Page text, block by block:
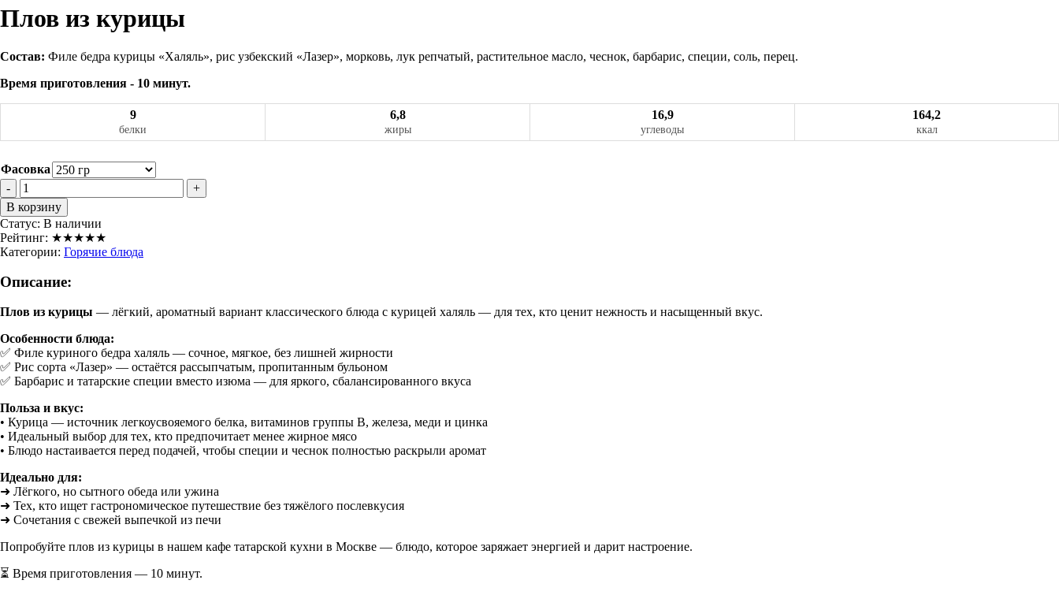
Плов из курицы
Состав: Филе бедра курицы «Халяль», рис узбекский «Лазер», морковь, лук репчатый, растительное масло, чеснок, барбарис, специи, соль, перец.
Время приготовления - 10 минут.
9
белки
6,8
жиры
16,9
углеводы
164,2
ккал
Фасовка
-
+
В корзину
Статус: В наличии
Рейтинг: ★★★★★
Категории: Горячие блюда
Описание:
Плов из курицы — лёгкий, ароматный вариант классического блюда с курицей халяль — для тех, кто ценит нежность и насыщенный вкус.
Особенности блюда:
✅ Филе куриного бедра халяль — сочное, мягкое, без лишней жирности
✅ Рис сорта «Лазер» — остаётся рассыпчатым, пропитанным бульоном
✅ Барбарис и татарские специи вместо изюма — для яркого, сбалансированного вкуса
Польза и вкус:
• Курица — источник легкоусвояемого белка, витаминов группы В, железа, меди и цинка
• Идеальный выбор для тех, кто предпочитает менее жирное мясо
• Блюдо настаивается перед подачей, чтобы специи и чеснок полностью раскрыли аромат
Идеально для:
➜ Лёгкого, но сытного обеда или ужина
➜ Тех, кто ищет гастрономическое путешествие без тяжёлого послевкусия
➜ Сочетания с свежей выпечкой из печи
Попробуйте плов из курицы в нашем кафе татарской кухни в Москве — блюдо, которое заряжает энергией и дарит настроение.
⏳ Время приготовления — 10 минут.